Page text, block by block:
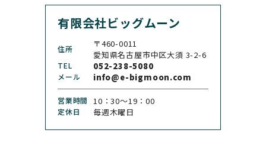
CHANEL
シャネル
CHOPARD
ショパール
CHRISTOPHER WARD
クリストファー・ウォー
CHRONO TOKYO
CHRONOSWISS
クロノスイス
CUERVOY SOBRINOS CVSTOS
有限会社ビッグムーン
住所
〒460-0011
愛知県名古屋市中区大須 3-2-6
TEL 052-238-5080
メール info@e-bigmoon.com
営業時間 10：30〜19：00
定休日 毎週木曜日